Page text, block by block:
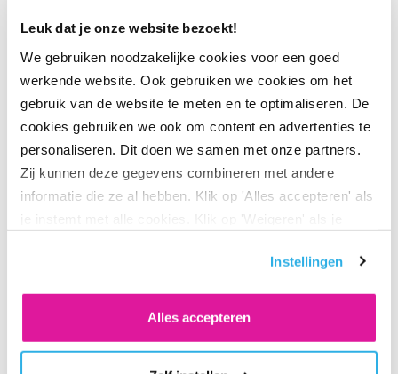
Leuk dat je onze website bezoekt!
We gebruiken noodzakelijke cookies voor een goed
werkende website. Ook gebruiken we cookies om het
gebruik van de website te meten en te optimaliseren. De
cookies gebruiken we ook om content en advertenties te
personaliseren. Dit doen we samen met onze partners.
Zij kunnen deze gegevens combineren met andere
informatie die ze al hebben. Klik op 'Alles accepteren' als
vind je meer informatie. Je kunt altijd je toestemming
Instellingen
Alles accepteren
januari 2027 moet je werkgever de pensioenregeling
aanpassen.
Ga je bijna met pensioen?
Je leest hier meer over met pensioen gaan . Of lees hier
we je verwachte pensioenuitkering stabiel houden.